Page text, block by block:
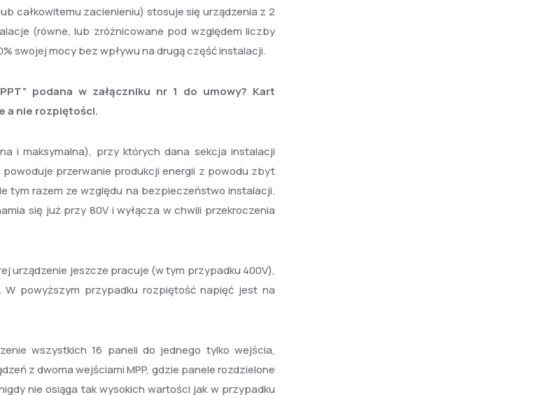
całkowitemu zacienieniu) stosuje się urządzenia z 2
(równe, lub zróżnicowane pod względem liczby
swojej mocy bez wpływu na drugą część instalacji.
podana w załączniku nr 1 do umowy? Kart
a nie rozpiętości.
i maksymalna), przy których dana sekcja instalacji
przerwanie produkcji energii z powodu zbyt
tym razem ze względu na bezpieczeństwo instalacji.
się już przy 80V i wyłącza w chwili przekroczenia
urządzenie jeszcze pracuje (w tym przypadku 400V),
powyższym przypadku rozpiętość napięć jest na
wszystkich 16 paneli do jednego tylko wejścia,
z dwoma wejściami MPP, gdzie panele rozdzielone
nie osiąga tak wysokich wartości jak w przypadku